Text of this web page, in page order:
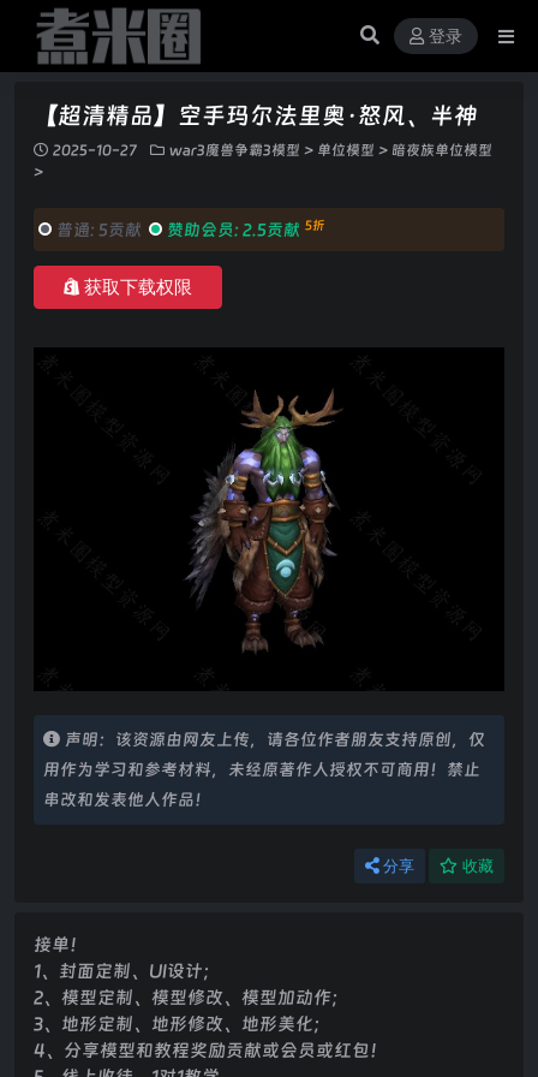
登录
【超清精品】空手玛尔法里奥·怒风、半神
2025-10-27 war3魔兽争霸3模型 > 单位模型 > 暗夜族单位模型
>
普通: 5贡献 赞助会员: 2.5贡献 5折
获取下载权限
声明：该资源由网友上传，请各位作者朋友支持原创，仅
用作为学习和参考材料，未经原著作人授权不可商用！禁止
串改和发表他人作品！
分享 收藏
接单！
1、封面定制、UI设计；
2、模型定制、模型修改、模型加动作；
3、地形定制、地形修改、地形美化；
4、分享模型和教程奖励贡献或会员或红包！